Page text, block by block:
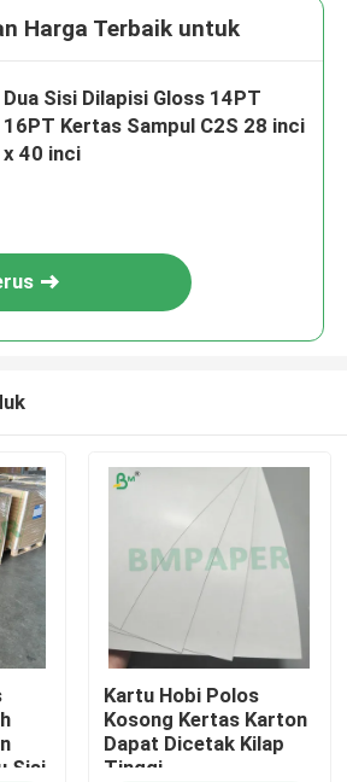
Harga Terbaik untuk
Dua Sisi Dilapisi Gloss 14PT
16PT Kertas Sampul C2S 28 inci
x 40 inci
Sisi
Kartu Hobi Polos
Kosong Kertas Karton
Dapat Dicetak Kilap
Tinggi